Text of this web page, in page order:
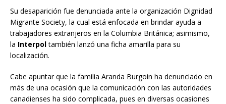
Su desaparición fue denunciada ante la organización Dignidad
Migrante Society, la cual está enfocada en brindar ayuda a
trabajadores extranjeros en la Columbia Británica; asimismo,
la Interpoltambién lanzó una ficha amarilla para su
localización.
Cabe apuntar que la familia Aranda Burgoin ha denunciado en
más de una ocasión que la comunicación con las autoridades
canadienses ha sido complicada, pues en diversas ocasiones